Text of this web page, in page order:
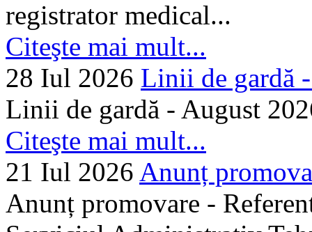
registrator medical...
Citeşte mai mult...
28 Iul 2026 Linii de gardă
Linii de gardă - August
Citeşte mai mult...
21 Iul 2026 Anunț
Anunț promovare -